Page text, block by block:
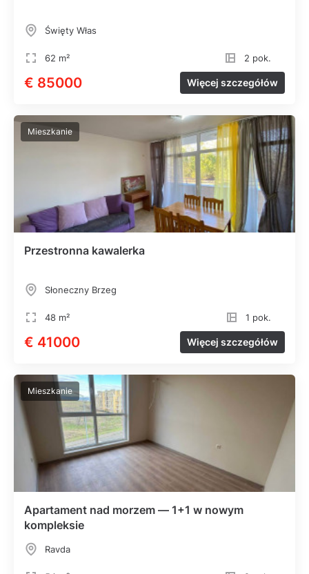
Święty Włas
62 m² 2 pok.
€ 85000 Więcej szczegółów
Mieszkanie
Przestronna kawalerka
Słoneczny Brzeg
48 m² 1 pok.
€ 41000 Więcej szczegółów
Mieszkanie
Apartament nad morzem — 1+1 w nowym
kompleksie
Ravda